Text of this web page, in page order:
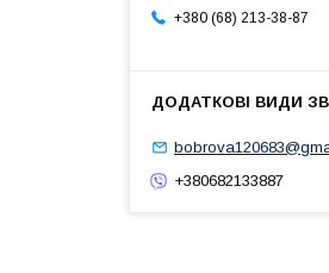
+380 (68) 213-38-87
+380682133887